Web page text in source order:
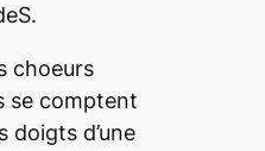
choeurs
se comptent
doigts d’une